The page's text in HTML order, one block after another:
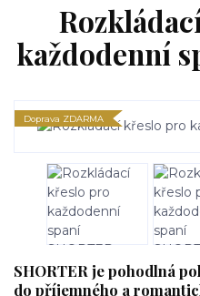
každodenní
Doprava ZDARMA
SHORTER je pohodlná
do příjemného a